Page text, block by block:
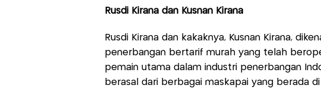
Rusdi Kirana dan Kusnan Kirana
Rusdi Kirana dan kakaknya, Kusnan Kirana,
penerbangan bertarif murah yang telah
pemain utama dalam industri penerbangan
berasal dari berbagai maskapai yang berada